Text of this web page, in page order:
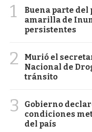
1
Buena parte del
amarilla de
persistentes
2
Murió el
Nacional de
tránsito
3
Gobierno
condiciones
del país